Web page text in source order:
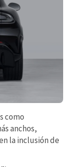
como
anchos,
la inclusión de